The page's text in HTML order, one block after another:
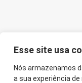
Esse site usa
Nós armazenamos
a sua experiência